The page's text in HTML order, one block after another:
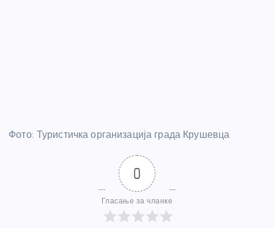
Фото: Туристичка организација града Крушевца
0
Гласање за чланке